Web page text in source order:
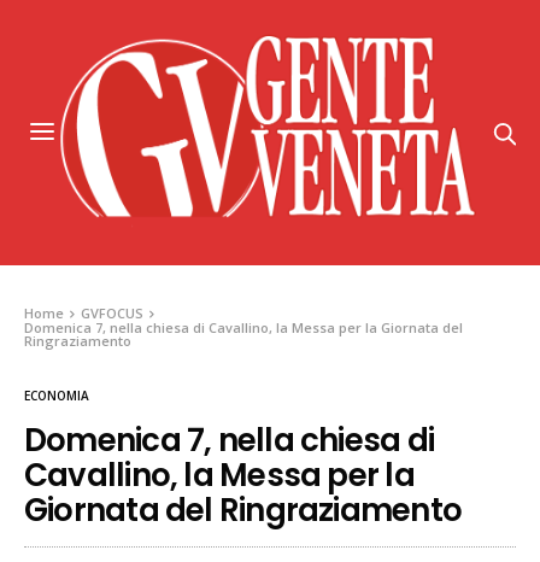
Home
GVFOCUS
Domenica 7, nella chiesa di Cavallino, la Messa per la Giornata del
Ringraziamento
ECONOMIA
Domenica 7, nella chiesa di
Cavallino, la Messa per la
Giornata del Ringraziamento